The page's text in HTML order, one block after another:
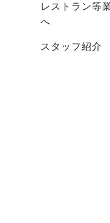
レストラン等
へ
スタッフ紹介